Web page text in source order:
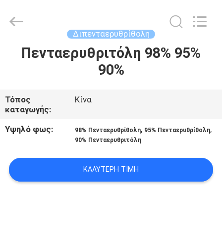
ΣΠΊΤΙ
ΒΊΝΤΕΟ
ΜΕ
ΕΜΆΣ
COMPANY
LIMITED.
Διπενταερυθρίθολη
Πενταερυθριτόλη 98% 95%
90%
Τόπος
καταγωγής:
Κίνα
Υψηλό φως: 98% Πενταερυθρίθολη, 95% Πενταερυθρίθολη,
90% Πενταερυθριτόλη
ΚΑΛΎΤΕΡΗ ΤΙΜΉ